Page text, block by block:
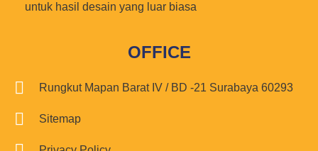
untuk hasil desain yang luar biasa
OFFICE
Rungkut Mapan Barat IV / BD -21 Surabaya 60293
Sitemap